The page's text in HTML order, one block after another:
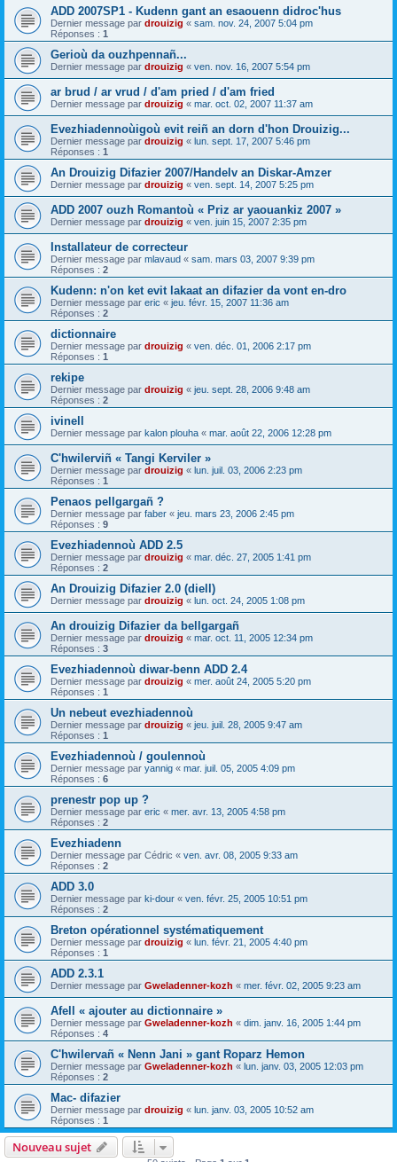
ADD 2007SP1 - Kudenn gant an esaouenn didroc'hus
Dernier message par drouizig « sam. nov. 24, 2007 5:04 pm
Réponses : 1
Gerioù da ouzhpennañ...
Dernier message par drouizig « ven. nov. 16, 2007 5:54 pm
ar brud / ar vrud / d'am pried / d'am fried
Dernier message par drouizig « mar. oct. 02, 2007 11:37 am
Evezhiadennoùigoù evit reiñ an dorn d'hon Drouizig...
Dernier message par drouizig « lun. sept. 17, 2007 5:46 pm
Réponses : 1
An Drouizig Difazier 2007/Handelv an Diskar-Amzer
Dernier message par drouizig « ven. sept. 14, 2007 5:25 pm
ADD 2007 ouzh Romantoù « Priz ar yaouankiz 2007 »
Dernier message par drouizig « ven. juin 15, 2007 2:35 pm
Installateur de correcteur
Dernier message par mlavaud « sam. mars 03, 2007 9:39 pm
Réponses : 2
Kudenn: n'on ket evit lakaat an difazier da vont en-dro
Dernier message par eric « jeu. févr. 15, 2007 11:36 am
Réponses : 2
dictionnaire
Dernier message par drouizig « ven. déc. 01, 2006 2:17 pm
Réponses : 1
rekipe
Dernier message par drouizig « jeu. sept. 28, 2006 9:48 am
Réponses : 2
ivinell
Dernier message par kalon plouha « mar. août 22, 2006 12:28 pm
C'hwilerviñ « Tangi Kerviler »
Dernier message par drouizig « lun. juil. 03, 2006 2:23 pm
Réponses : 1
Penaos pellgargañ ?
Dernier message par faber « jeu. mars 23, 2006 2:45 pm
Réponses : 9
Evezhiadennoù ADD 2.5
Dernier message par drouizig « mar. déc. 27, 2005 1:41 pm
Réponses : 2
An Drouizig Difazier 2.0 (diell)
Dernier message par drouizig « lun. oct. 24, 2005 1:08 pm
An drouizig Difazier da bellgargañ
Dernier message par drouizig « mar. oct. 11, 2005 12:34 pm
Réponses : 3
Evezhiadennoù diwar-benn ADD 2.4
Dernier message par drouizig « mer. août 24, 2005 5:20 pm
Réponses : 1
Un nebeut evezhiadennoù
Dernier message par drouizig « jeu. juil. 28, 2005 9:47 am
Réponses : 1
Evezhiadennoù / goulennoù
Dernier message par yannig « mar. juil. 05, 2005 4:09 pm
Réponses : 6
prenestr pop up ?
Dernier message par eric « mer. avr. 13, 2005 4:58 pm
Réponses : 2
Evezhiadenn
Dernier message par Cédric « ven. avr. 08, 2005 9:33 am
Réponses : 2
ADD 3.0
Dernier message par ki-dour « ven. févr. 25, 2005 10:51 pm
Réponses : 2
Breton opérationnel systématiquement
Dernier message par drouizig « lun. févr. 21, 2005 4:40 pm
Réponses : 1
ADD 2.3.1
Dernier message par Gweladenner-kozh « mer. févr. 02, 2005 9:23 am
Afell « ajouter au dictionnaire »
Dernier message par Gweladenner-kozh « dim. janv. 16, 2005 1:44 pm
Réponses : 4
C'hwilervañ « Nenn Jani » gant Roparz Hemon
Dernier message par Gweladenner-kozh « lun. janv. 03, 2005 12:03 pm
Réponses : 2
Mac- difazier
Dernier message par drouizig « lun. janv. 03, 2005 10:52 am
Réponses : 1
Nouveau sujet